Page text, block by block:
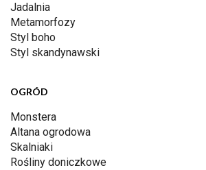
Jadalnia
Metamorfozy
Styl boho
Styl skandynawski
OGRÓD
Monstera
Altana ogrodowa
Skalniaki
Rośliny doniczkowe